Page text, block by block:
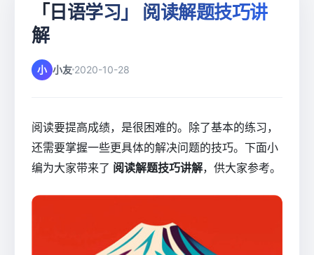
「日语学习」 阅读解题技巧讲
解
小 小友 2020-10-28
阅读要提高成绩，是很困难的。除了基本的练习，
还需要掌握一些更具体的解决问题的技巧。下面小
编为大家带来了 阅读解题技巧讲解，供大家参考。